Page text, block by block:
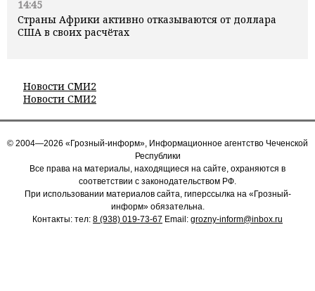
14:45
Страны Африки активно отказываются от доллара
США в своих расчётах
Новости СМИ2
Новости СМИ2
© 2004—2026 «Грозный-информ», Информационное агентство Чеченской
Республики
Все права на материалы, находящиеся на сайте, охраняются в
соответствии с законодательством РФ.
При использовании материалов сайта, гиперссылка на «Грозный-
информ» обязательна.
Контакты: тел: 8 (938) 019-73-67 Email: grozny-inform@inbox.ru